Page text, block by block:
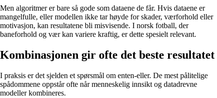
Men algoritmer er bare så gode som dataene de får. Hvis dataene er
mangelfulle, eller modellen ikke tar høyde for skader, værforhold eller
motivasjon, kan resultatene bli misvisende. I norsk fotball, der
baneforhold og vær kan variere kraftig, er dette spesielt relevant.
Kombinasjonen gir ofte det beste resultatet
I praksis er det sjelden et spørsmål om enten-eller. De mest pålitelige
spådommene oppstår ofte når menneskelig innsikt og datadrevne
modeller kombineres.